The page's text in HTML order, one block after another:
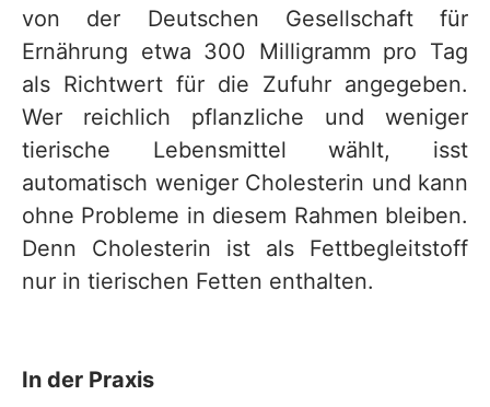
von der Deutschen Gesellschaft für
Ernährung etwa 300 Milligramm pro Tag
als Richtwert für die Zufuhr angegeben.
Wer reichlich pflanzliche und weniger
tierische Lebensmittel wählt, isst
automatisch weniger Cholesterin und kann
ohne Probleme in diesem Rahmen bleiben.
Denn Cholesterin ist als Fettbegleitstoff
nur in tierischen Fetten enthalten.
In der Praxis